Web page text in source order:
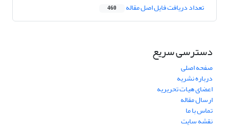
تعداد دریافت فایل اصل مقاله 460
دسترسی سریع
صفحه اصلی
درباره نشریه
اعضای هیات تحریریه
ارسال مقاله
تماس با ما
نقشه سایت